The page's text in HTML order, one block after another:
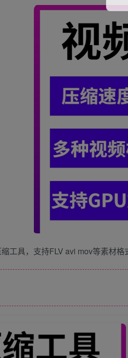
工具，支持FLV avi mov等素材格